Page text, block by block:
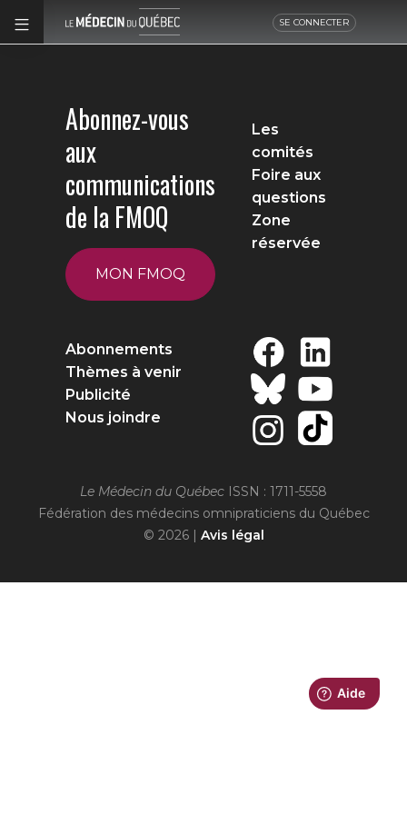
SE CONNECTER
Abonnez-vous
aux
communications
de la FMOQ
MON FMOQ
Les
comités
Foire aux
questions
Zone
réservée
Abonnements
Thèmes à venir
Publicité
Nous joindre
Le Médecin du Québec ISSN : 1711-5558
Fédération des médecins omnipraticiens du Québec
© 2026 | Avis légal